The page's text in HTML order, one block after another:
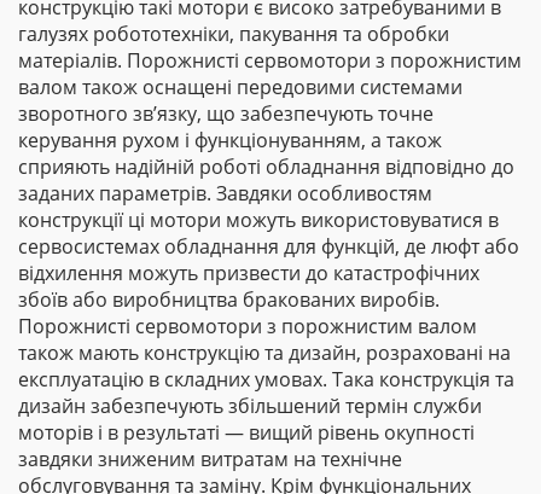
конструкцію такі мотори є високо затребуваними в
галузях робототехніки, пакування та обробки
матеріалів. Порожнисті сервомотори з порожнистим
валом також оснащені передовими системами
зворотного зв’язку, що забезпечують точне
керування рухом і функціонуванням, а також
сприяють надійній роботі обладнання відповідно до
заданих параметрів. Завдяки особливостям
конструкції ці мотори можуть використовуватися в
сервосистемах обладнання для функцій, де люфт або
відхилення можуть призвести до катастрофічних
збоїв або виробництва бракованих виробів.
Порожнисті сервомотори з порожнистим валом
також мають конструкцію та дизайн, розраховані на
експлуатацію в складних умовах. Така конструкція та
дизайн забезпечують збільшений термін служби
моторів і в результаті — вищий рівень окупності
завдяки зниженим витратам на технічне
обслуговування та заміну. Крім функціональних